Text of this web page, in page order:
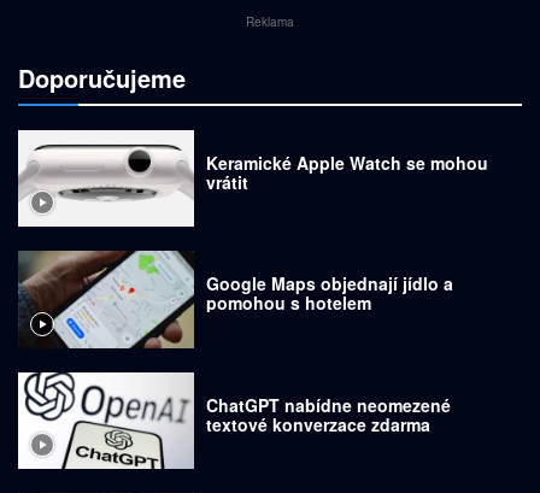
Reklama
Doporučujeme
Keramické Apple Watch se mohou
vrátit
Google Maps objednají jídlo a
pomohou s hotelem
ChatGPT nabídne neomezené
textové konverzace zdarma